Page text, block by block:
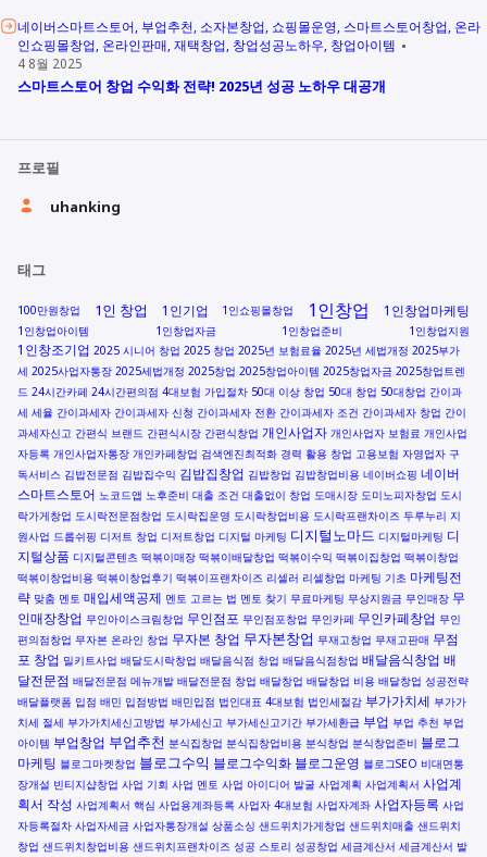
네이버스마트스토어 부업추천 소자본창업 쇼핑몰운영 스마트스토어창업 온라
인쇼핑몰창업 온라인판매 재택창업 창업성공노하우 창업아이템
4 8월 2025
스마트스토어 창업 수익화 전략! 2025년 성공 노하우 대공개
프로필
uhanking
태그
100만원창업 1인 창업 1인기업 1인쇼핑몰창업 1인창업 1인창업마케팅
1인창업아이템 1인창업자금 1인창업준비 1인창업지원
1인창조기업 2025 시니어 창업 2025 창업 2025년 보험료율 2025년 세법개정 2025부가
세 2025사업자통장 2025세법개정 2025창업 2025창업아이템 2025창업자금 2025창업트렌
드 24시간카페 24시간편의점 4대보험 가입절차 50대 이상 창업 50대 창업 50대창업 간이과
세 세율 간이과세자 간이과세자 신청 간이과세자 전환 간이과세자 조건 간이과세자 창업 간이
과세자신고 간편식 브랜드 간편식시장 간편식창업 개인사업자 개인사업자 보험료 개인사업
자등록 개인사업자통장 개인카페창업 검색엔진최적화 경력 활용 창업 고용보험 자영업자 구
독서비스 김밥전문점 김밥집수익 김밥집창업 김밥창업 김밥창업비용 네이버쇼핑 네이버
스마트스토어 노코드앱 노후준비 대출 조건 대출없이 창업 도매시장 도미노피자창업 도시
락가게창업 도시락전문점창업 도시락집운영 도시락창업비용 도시락프랜차이즈 두루누리 지
원사업 드롭쉬핑 디저트 창업 디저트창업 디지털 마케팅 디지털노마드 디지털마케팅 디
지털상품 디지털콘텐츠 떡볶이매장 떡볶이배달창업 떡볶이수익 떡볶이집창업 떡볶이창업
떡볶이창업비용 떡볶이창업후기 떡볶이프랜차이즈 리셀러 리셀창업 마케팅 기초 마케팅전
략 맞춤 멘토 매입세액공제 멘토 고르는 법 멘토 찾기 무료마케팅 무상지원금 무인매장 무
인매장창업 무인아이스크림창업 무인점포 무인점포창업 무인카페 무인카페창업 무인
편의점창업 무자본 온라인 창업 무자본 창업 무자본창업 무재고창업 무재고판매 무점
포 창업 밀키트사업 배달도시락창업 배달음식점 창업 배달음식점창업 배달음식창업 배
달전문점 배달전문점 메뉴개발 배달전문점 창업 배달창업 배달창업 비용 배달창업 성공전략
배달플랫폼 입점 배민 입점방법 배민입점 법인대표 4대보험 법인세절감 부가가치세 부가가
치세 절세 부가가치세신고방법 부가세신고 부가세신고기간 부가세환급 부업 부업 추천 부업
아이템 부업창업 부업추천 분식집창업 분식집창업비용 분식창업 분식창업준비 블로그
마케팅 블로그마켓창업 블로그수익 블로그수익화 블로그운영 블로그SEO 비대면통
장개설 빈티지샵창업 사업 기회 사업 멘토 사업 아이디어 발굴 사업계획 사업계획서 사업계
획서 작성 사업계획서 핵심 사업용계좌등록 사업자 4대보험 사업자계좌 사업자등록 사업
자등록절차 사업자세금 사업자통장개설 상품소싱 샌드위치가게창업 샌드위치매출 샌드위치
창업 샌드위치창업비용 샌드위치프랜차이즈 성공 스토리 성공창업 세금계산서 세금계산서 발